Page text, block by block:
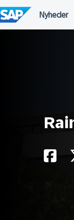
til
indholdet